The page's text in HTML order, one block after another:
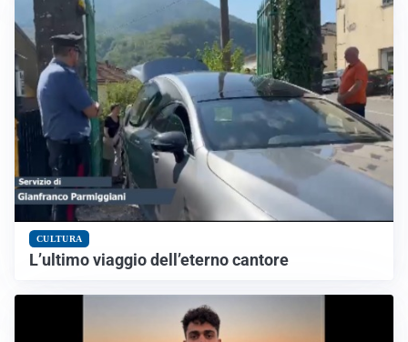
CULTURA
L’ultimo viaggio dell’eterno cantore